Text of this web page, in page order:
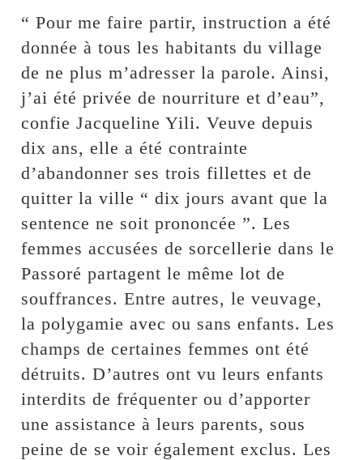
“ Pour me faire partir, instruction a été
donnée à tous les habitants du village
de ne plus m’adresser la parole. Ainsi,
j’ai été privée de nourriture et d’eau”,
confie Jacqueline Yili. Veuve depuis
dix ans, elle a été contrainte
d’abandonner ses trois fillettes et de
quitter la ville “ dix jours avant que la
sentence ne soit prononcée ”. Les
femmes accusées de sorcellerie dans le
Passoré partagent le même lot de
souffrances. Entre autres, le veuvage,
la polygamie avec ou sans enfants. Les
champs de certaines femmes ont été
détruits. D’autres ont vu leurs enfants
interdits de fréquenter ou d’apporter
une assistance à leurs parents, sous
peine de se voir également exclus. Les